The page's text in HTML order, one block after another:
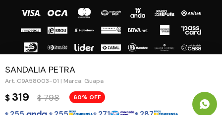
SANDALIA PETRA
C9A58003-01 | Marca: Guapa
$ 319 $ 798 60